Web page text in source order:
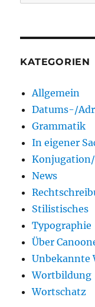
nach:
KATEGORIEN
Allgemein
Datums-/
Grammatik
In eigener
News
Stilistisches
Typographie
Über
Unbekannte
Wortbildung
Wortschatz